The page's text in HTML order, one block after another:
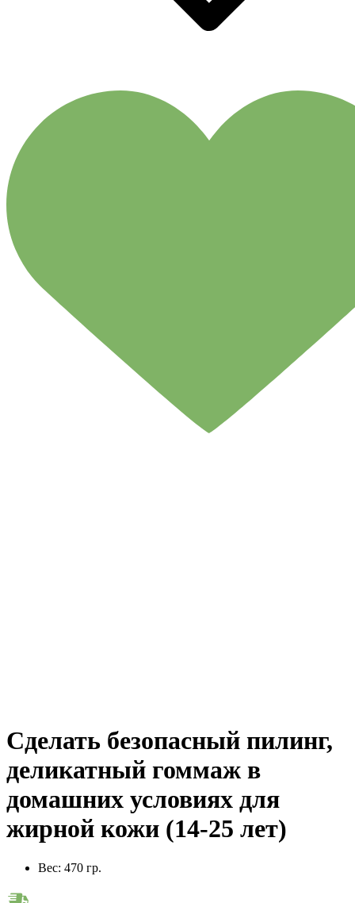
Сделать безопасный пилинг,
деликатный гоммаж в
домашних условиях для
жирной кожи (14-25 лет)
Вес: 470 гр.